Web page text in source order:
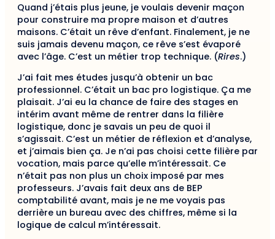
Quand j’étais plus jeune, je voulais devenir maçon
pour construire ma propre maison et d’autres
maisons. C’était un rêve d’enfant. Finalement, je ne
suis jamais devenu maçon, ce rêve s’est évaporé
avec l’âge. C’est un métier trop technique. (Rires.)
J’ai fait mes études jusqu’à obtenir un bac
professionnel. C’était un bac pro logistique. Ça me
plaisait. J’ai eu la chance de faire des stages en
intérim avant même de rentrer dans la filière
logistique, donc je savais un peu de quoi il
s’agissait. C’est un métier de réflexion et d’analyse,
et j’aimais bien ça. Je n’ai pas choisi cette filière par
vocation, mais parce qu’elle m’intéressait. Ce
n’était pas non plus un choix imposé par mes
professeurs. J’avais fait deux ans de BEP
comptabilité avant, mais je ne me voyais pas
derrière un bureau avec des chiffres, même si la
logique de calcul m’intéressait.